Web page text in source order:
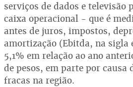
serviços de dados e televisão
caixa operacional - que é
antes de juros, impostos,
amortização (Ebitda, na
5,1% em relação ao ano
de pesos, em parte por causa
fracas na região.